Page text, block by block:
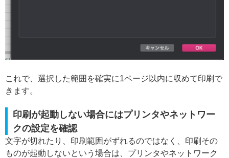
これで、選択した範囲を確実に1ページ以内に収めて印刷で
きます。
印刷が起動しない場合にはプリンタやネットワー
クの設定を確認
文字が切れたり、印刷範囲がずれるのではなく、印刷その
ものが起動しないという場合は、プリンタやネットワーク